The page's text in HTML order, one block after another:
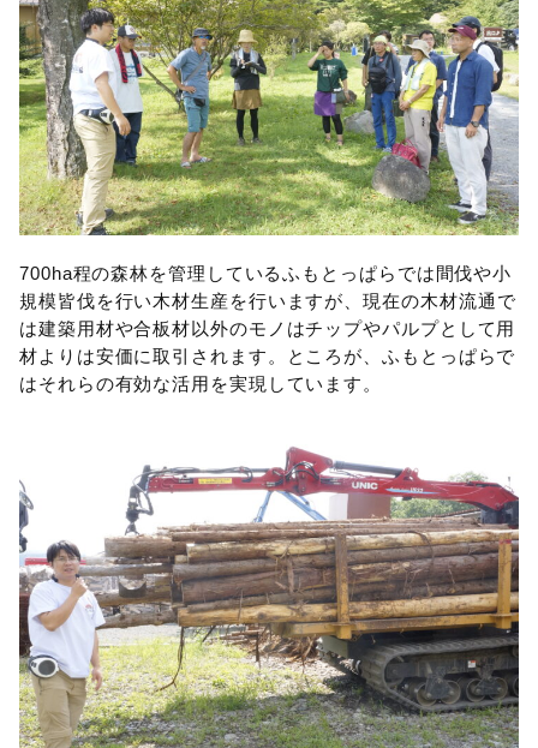
700ha程の森林を管理しているふもとっぱらでは間伐や小
規模皆伐を行い木材生産を行いますが、現在の木材流通で
は建築用材や合板材以外のモノはチップやパルプとして用
材よりは安価に取引されます。ところが、ふもとっぱらで
はそれらの有効な活用を実現しています。